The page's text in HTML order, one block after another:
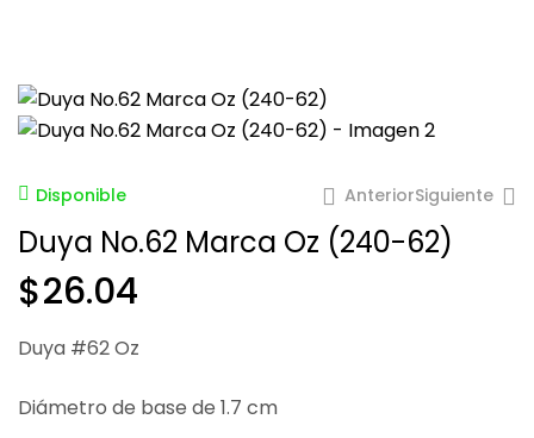
Disponible AnteriorSiguiente
Duya No.62 Marca Oz (240-62)
$26.04
Duya #62 Oz
Diámetro de base de 1.7 cm